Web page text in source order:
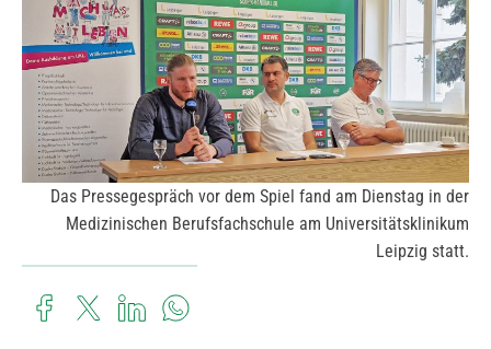
Das Pressegespräch vor dem Spiel fand am Dienstag in der
Medizinischen Berufsfachschule am Universitätsklinikum
Leipzig statt.